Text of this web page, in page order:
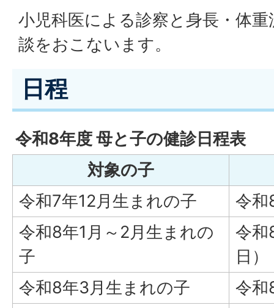
小児科医による診察と身長・体
談をおこないます。
日程
令和8年度 母と子の健診日程表
対象の子
令和7年12月生まれの子
令和
令和8年1月～2月生まれの
子
令和
日）
令和8年3月生まれの子
令和